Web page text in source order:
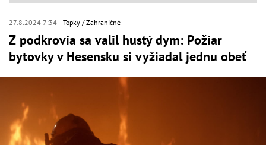
27.8.2024 7:34 Topky Zahraničné
Z podkrovia sa valil hustý dym: Požiar
bytovky v Hesensku si vyžiadal jednu obeť